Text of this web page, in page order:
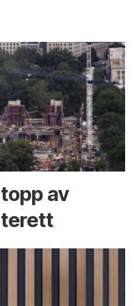
av